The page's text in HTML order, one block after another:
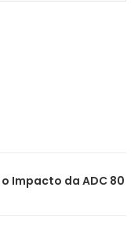
Impacto da ADC 80